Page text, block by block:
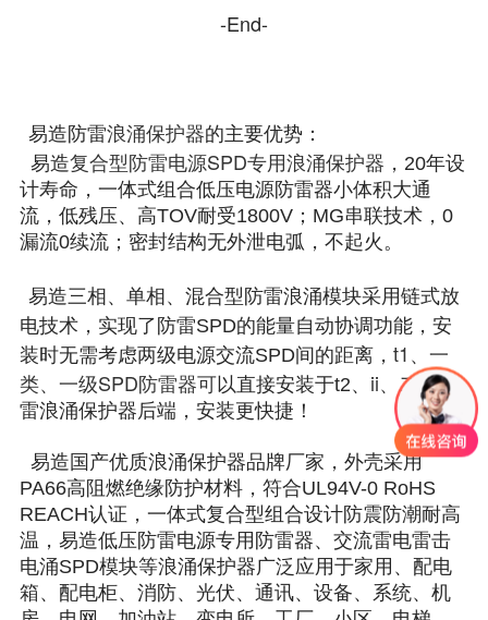
-End-
易造防雷浪涌保护器的主要优势：
易造复合型防雷电源SPD专用浪涌保护器 ，20年设
计寿命，一体式组合低压电源防雷器小体积大通
流，低残压、高TOV耐受1800V；MG串联技术，0
漏流0续流；密封结构无外泄电弧，不起火。
易造三相、单相、混合型防雷浪涌模块采用链式放
电技术，实现了防雷SPD的能量自动协调功能，安
装时无需考虑两级电源交流SPD间的距离， t1、一
类、 一级SPD防雷器可以直接安装于t2、 ii、
二级防
雷浪涌保护器后端，安装更快捷！
易造国产优质浪涌保护器品牌厂家，外壳采用
PA66高阻燃绝缘防护材料，符合UL94V-0 RoHS
REACH认证，一体式复合型组合设计防震防潮耐高
温，易造低压防雷电源专用防雷器、交流雷电雷击
电涌SPD模块等浪涌保护器广泛应用于家用、配电
箱、配电柜、消防、光伏、通讯、设备、系统、机